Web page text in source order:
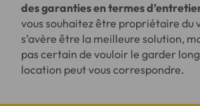
des garanties en termes
vous souhaitez être propriétaire du
s’avère être la meilleure solution,
pas certain de vouloir le garder
location peut vous correspondre.